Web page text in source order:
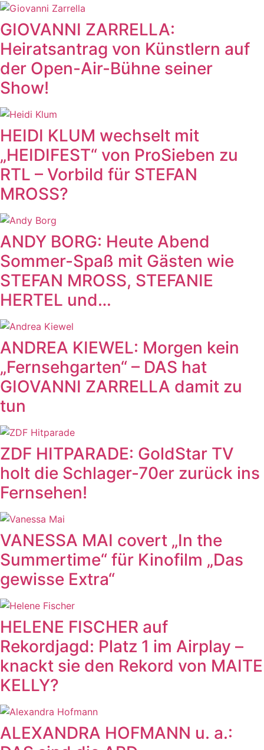
GIOVANNI ZARRELLA:
Heiratsantrag von Künstlern auf
der Open-Air-Bühne seiner
Show!
HEIDI KLUM wechselt mit
„HEIDIFEST“ von ProSieben zu
RTL – Vorbild für STEFAN
MROSS?
ANDY BORG: Heute Abend
Sommer-Spaß mit Gästen wie
STEFAN MROSS, STEFANIE
HERTEL und…
ANDREA KIEWEL: Morgen kein
„Fernsehgarten“ – DAS hat
GIOVANNI ZARRELLA damit zu
tun
ZDF HITPARADE: GoldStar TV
holt die Schlager-70er zurück ins
Fernsehen!
VANESSA MAI covert „In the
Summertime“ für Kinofilm „Das
gewisse Extra“
HELENE FISCHER auf
Rekordjagd: Platz 1 im Airplay –
knackt sie den Rekord von MAITE
KELLY?
ALEXANDRA HOFMANN u. a.: